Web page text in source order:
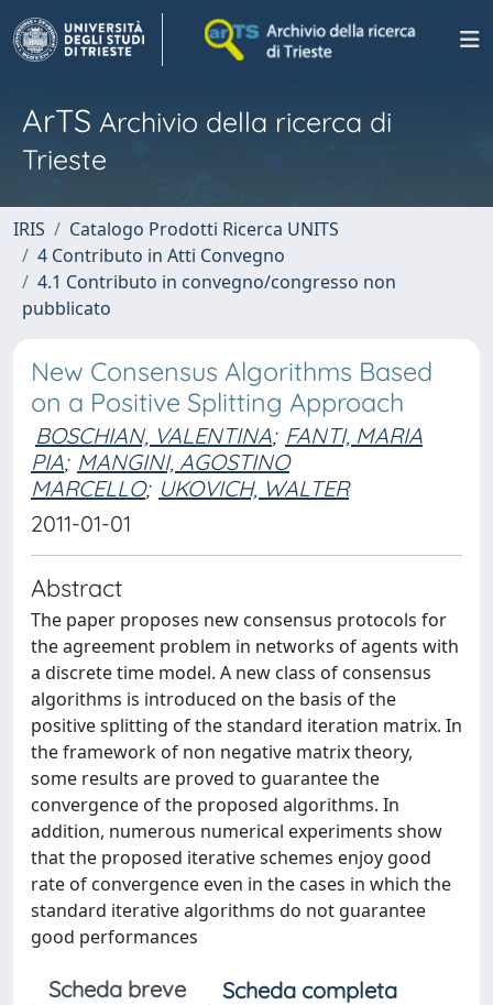
ArTS Archivio della ricerca di
Trieste
IRIS
Catalogo Prodotti Ricerca UNITS
4 Contributo in Atti Convegno
4.1 Contributo in convegno/congresso non
pubblicato
New Consensus Algorithms Based
on a Positive Splitting Approach
BOSCHIAN, VALENTINA; FANTI, MARIA
PIA; MANGINI, AGOSTINO
MARCELLO; UKOVICH, WALTER
2011-01-01
Abstract
The paper proposes new consensus protocols for
the agreement problem in networks of agents with
a discrete time model. A new class of consensus
algorithms is introduced on the basis of the
positive splitting of the standard iteration matrix. In
the framework of non negative matrix theory,
some results are proved to guarantee the
convergence of the proposed algorithms. In
addition, numerous numerical experiments show
that the proposed iterative schemes enjoy good
rate of convergence even in the cases in which the
standard iterative algorithms do not guarantee
good performances
Scheda breve Scheda completa